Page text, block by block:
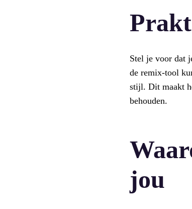
Stel je voor dat
de remix-tool
stijl. Dit maakt
behouden.
jou